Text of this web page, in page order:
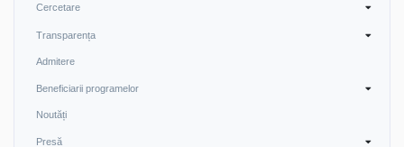
Cercetare
Transparența
Admitere
Beneficiarii programelor
Noutăți
Presă